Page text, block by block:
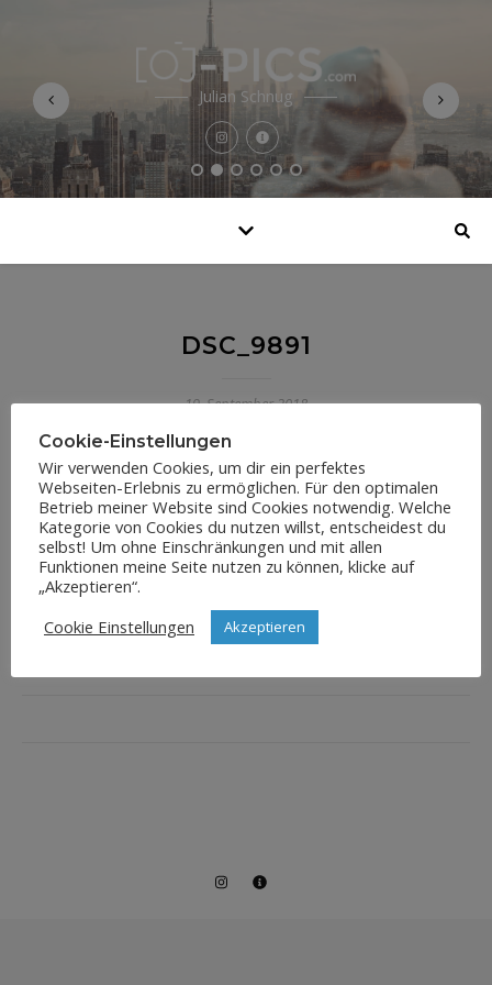
Julian Schnug
DSC_9891
19. September 2018
Cookie-Einstellungen
Wir verwenden Cookies, um dir ein perfektes
Webseiten-Erlebnis zu ermöglichen. Für den optimalen
Betrieb meiner Website sind Cookies notwendig. Welche
Kategorie von Cookies du nutzen willst, entscheidest du
selbst! Um ohne Einschränkungen und mit allen
Funktionen meine Seite nutzen zu können, klicke auf
„Akzeptieren“.
Cookie Einstellungen
Akzeptieren